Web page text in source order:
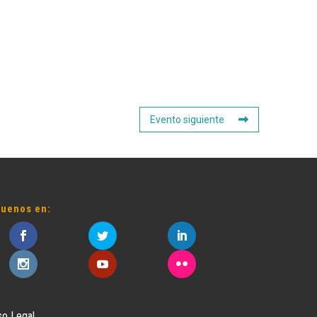
Evento siguiente
en: